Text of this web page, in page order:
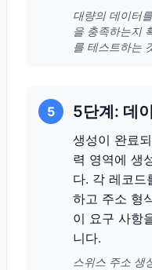
대량의 데이터
을 충족하는지
를 테스트하는
5 5단계: 데
생성이 완료
력 영역에 생
다. 각 레코드
하고 주소 형
이 요구 사항
니다.
스위스 주소 생